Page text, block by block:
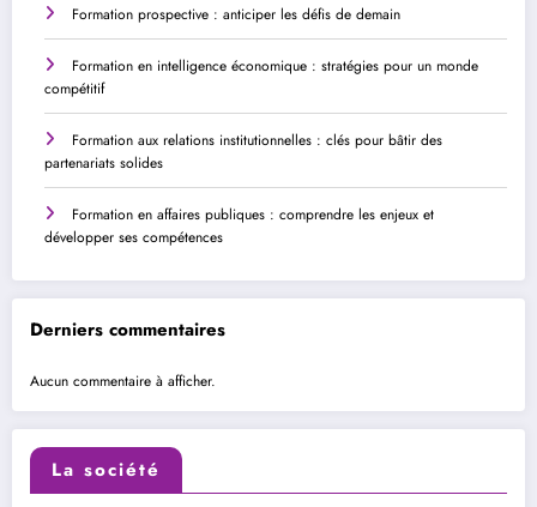
Formation prospective : anticiper les défis de demain
Formation en intelligence économique : stratégies pour un monde
compétitif
Formation aux relations institutionnelles : clés pour bâtir des
partenariats solides
Formation en affaires publiques : comprendre les enjeux et
développer ses compétences
Derniers commentaires
Aucun commentaire à afficher.
La société